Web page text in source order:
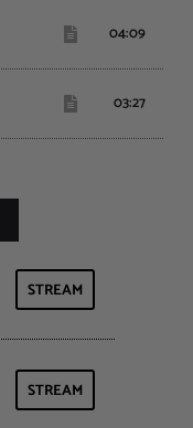
04:09
03:27
STREAM
STREAM